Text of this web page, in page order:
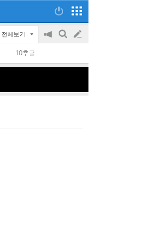
전체보기
공
on/off
검
글
쓰
10추글